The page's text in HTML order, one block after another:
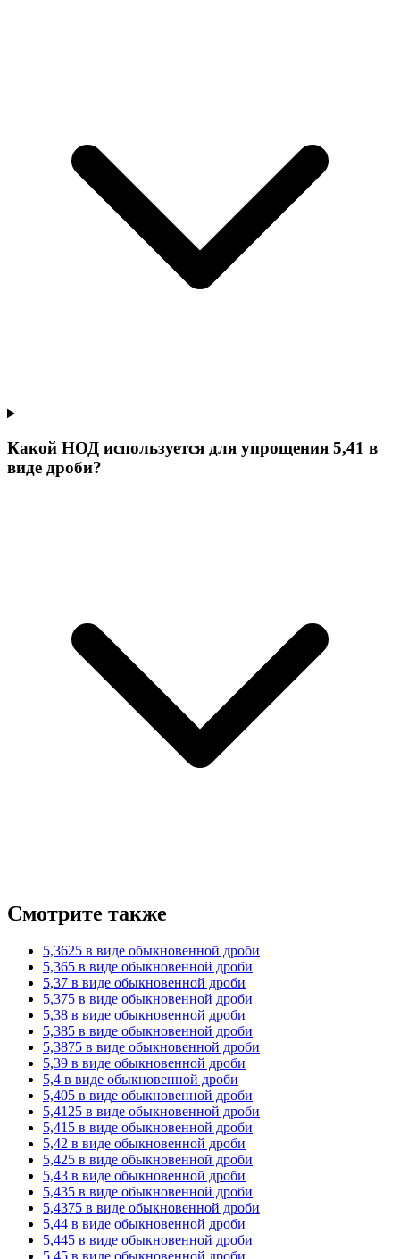
Какой НОД используется для упрощения 5,41 в
виде дроби?
Смотрите также
5,3625 в виде обыкновенной дроби
5,365 в виде обыкновенной дроби
5,37 в виде обыкновенной дроби
5,375 в виде обыкновенной дроби
5,38 в виде обыкновенной дроби
5,385 в виде обыкновенной дроби
5,3875 в виде обыкновенной дроби
5,39 в виде обыкновенной дроби
5,4 в виде обыкновенной дроби
5,405 в виде обыкновенной дроби
5,4125 в виде обыкновенной дроби
5,415 в виде обыкновенной дроби
5,42 в виде обыкновенной дроби
5,425 в виде обыкновенной дроби
5,43 в виде обыкновенной дроби
5,435 в виде обыкновенной дроби
5,4375 в виде обыкновенной дроби
5,44 в виде обыкновенной дроби
5,445 в виде обыкновенной дроби